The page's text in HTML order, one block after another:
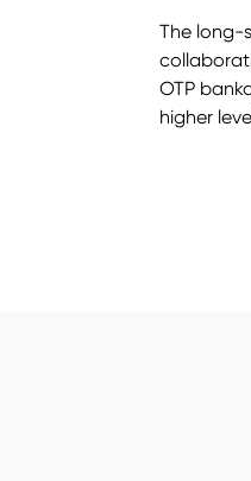
The long-
OTP
higher